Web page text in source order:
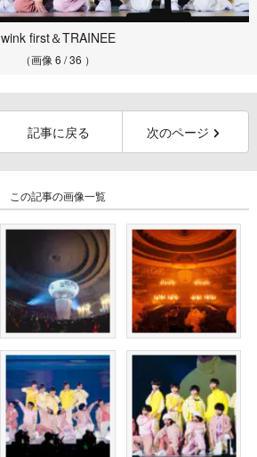
wink first＆TRAINEE
（画像 6 / 36 ）
記事に戻る 次のページ
この記事の画像一覧